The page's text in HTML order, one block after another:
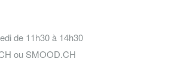
de 11h30 à 14h30
ou SMOOD.CH